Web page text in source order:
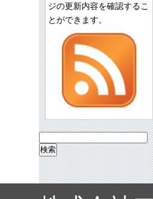
ジの更新内容を確認するこ
とができます。
索: